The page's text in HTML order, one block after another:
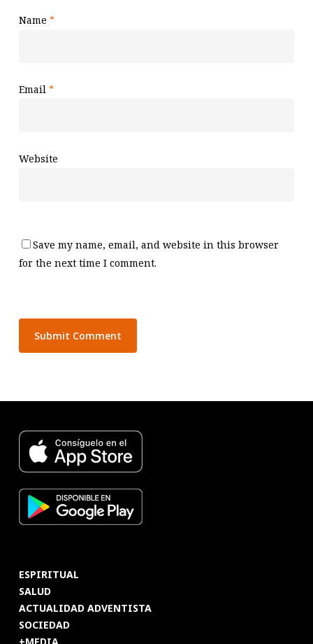
Name *
Email *
Website
Save my name, email, and website in this browser
for the next time I comment.
ESPIRITUAL
SALUD
ACTUALIDAD ADVENTISTA
SOCIEDAD